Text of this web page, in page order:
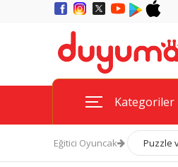
Kategoriler
Eğitici Oyuncak Puzzle